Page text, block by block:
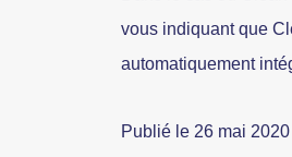
vous indiquant que
automatiquement
Publié le 26 mai 2020